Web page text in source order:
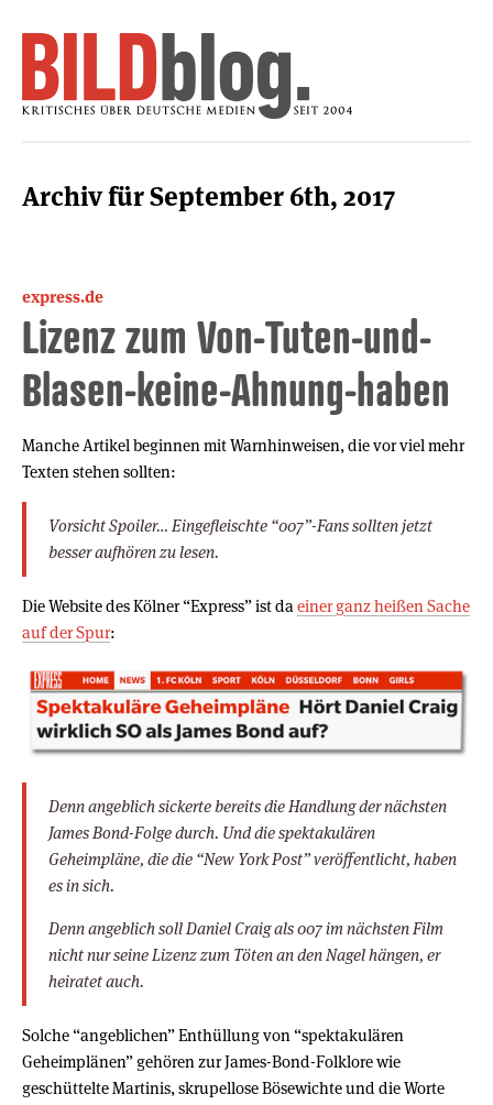
Archiv für September 6th, 2017
express.de
Lizenz zum Von-Tuten-und-
Blasen-keine-Ahnung-haben
Manche Artikel beginnen mit Warnhinweisen, die vor viel mehr
Texten stehen sollten:
Vorsicht Spoiler… Eingefleischte “007”-Fans sollten jetzt
besser aufhören zu lesen.
Die Website des Kölner “Express” ist da einer ganz heißen Sache
auf der Spur:
Denn angeblich sickerte bereits die Handlung der nächsten
James Bond-Folge durch. Und die spektakulären
Geheimpläne, die die “New York Post” veröffentlicht, haben
es in sich.
Denn angeblich soll Daniel Craig als 007 im nächsten Film
nicht nur seine Lizenz zum Töten an den Nagel hängen, er
heiratet auch.
Solche “angeblichen” Enthüllung von “spektakulären
Geheimplänen” gehören zur James-Bond-Folklore wie
geschüttelte Martinis, skrupellose Bösewichte und die Worte